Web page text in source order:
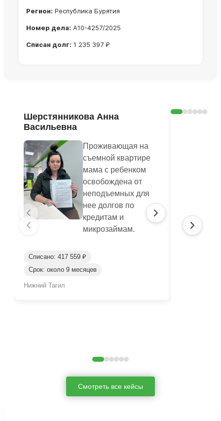
Регион: Республика Бурятия
Номер дела: А10-4257/2025
Списан долг: 1 235 397 ₽
Шерстянникова Анна
Васильевна
Проживающая на
съемной квартире
мама с ребенком
освобождена от
неподъемных для
нее долгов по
кредитам и
микрозаймам.
Списано: 417 559 ₽
Срок: около 9 месяцев
Нижний Тагил
Смотреть все кейсы